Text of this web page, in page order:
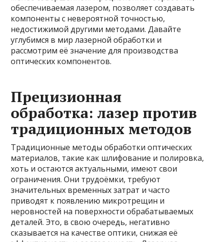
обеспечиваемая лазером, позволяет создавать
компоненты с невероятной точностью,
недостижимой другими методами. Давайте
углубимся в мир лазерной обработки и
рассмотрим её значение для производства
оптических компонентов.
Прецизионная
обработка: лазер против
традиционных методов
Традиционные методы обработки оптических
материалов, такие как шлифование и полировка,
хоть и остаются актуальными, имеют свои
ограничения. Они трудоёмки, требуют
значительных временных затрат и часто
приводят к появлению микротрещин и
неровностей на поверхности обрабатываемых
деталей. Это, в свою очередь, негативно
сказывается на качестве оптики, снижая её